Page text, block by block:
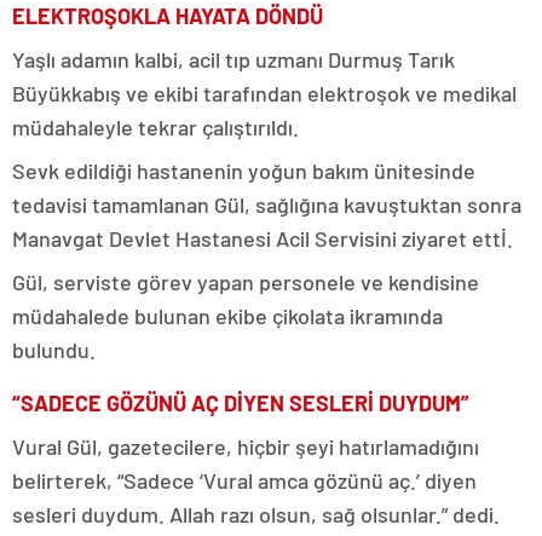
ELEKTROŞOKLA HAYATA DÖNDÜ
Yaşlı adamın kalbi, acil tıp uzmanı Durmuş Tarık
Büyükkabış ve ekibi tarafından elektroşok ve medikal
müdahaleyle tekrar çalıştırıldı.
Sevk edildiği hastanenin yoğun bakım ünitesinde
tedavisi tamamlanan Gül, sağlığına kavuştuktan sonra
Manavgat Devlet Hastanesi Acil Servisini ziyaret ettİ.
Gül, serviste görev yapan personele ve kendisine
müdahalede bulunan ekibe çikolata ikramında
bulundu.
“SADECE GÖZÜNÜ AÇ DİYEN SESLERİ DUYDUM”
Vural Gül, gazetecilere, hiçbir şeyi hatırlamadığını
belirterek, “Sadece ‘Vural amca gözünü aç.’ diyen
sesleri duydum. Allah razı olsun, sağ olsunlar.” dedi.